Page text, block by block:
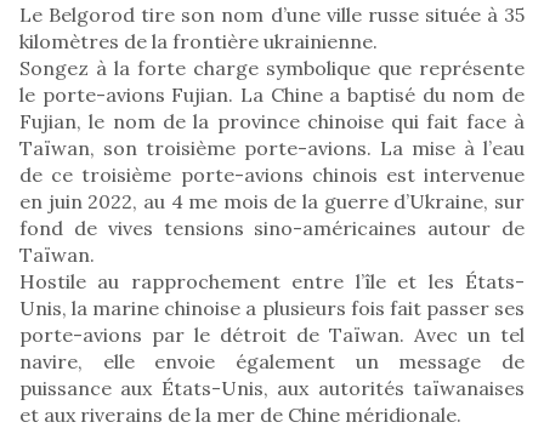
Le Belgorod tire son nom d’une ville russe située à 35
kilomètres de la frontière ukrainienne.
Songez à la forte charge symbolique que représente
le porte-avions Fujian. La Chine a baptisé du nom de
Fujian, le nom de la province chinoise qui fait face à
Taïwan, son troisième porte-avions. La mise à l’eau
de ce troisième porte-avions chinois est intervenue
en juin 2022, au 4 me mois de la guerre d’Ukraine, sur
fond de vives tensions sino-américaines autour de
Taïwan.
Hostile au rapprochement entre l’île et les États-
Unis, la marine chinoise a plusieurs fois fait passer ses
porte-avions par le détroit de Taïwan. Avec un tel
navire, elle envoie également un message de
puissance aux États-Unis, aux autorités taïwanaises
et aux riverains de la mer de Chine méridionale.